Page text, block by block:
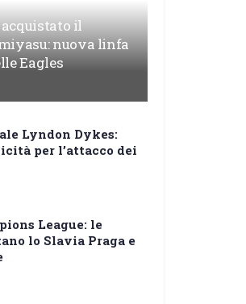
il
nuova linfa
Eagles
Lyndon Dykes:
per l’attacco dei
League: le
lo Slavia Praga e